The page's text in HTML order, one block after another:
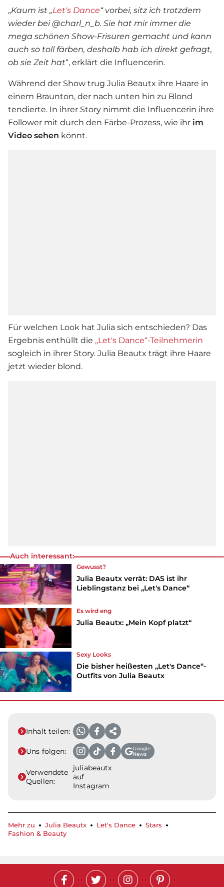
„Kaum ist „Let's Dance“ vorbei, sitz ich trotzdem
wieder bei @charl_n_b. Sie hat mir immer die
mega schönen Show-Frisuren gemacht und kann
auch so toll färben, deshalb hab ich direkt gefragt,
ob sie Zeit hat“, erklärt die Influencerin.
Während der Show trug Julia Beautx ihre Haare in
einem Braunton, der nach unten hin zu Blond
tendierte. In ihrer Story nimmt die Influencerin ihre
Follower mit durch den Färbe-Prozess, wie ihr im
Video sehen könnt.
Für welchen Look hat Julia sich entschieden? Das
Ergebnis enthüllt die „Let's Dance“-Teilnehmerin
sogleich in ihrer Story. Julia Beautx trägt ihre Haare
jetzt wieder blond.
Auch interessant:
Gewusst?
Julia Beautx verrät: DAS ist ihr
Lieblingstanz bei „Let's Dance“
Es wird eng
Julia Beautx: „Mein Kopf platzt“
Sexy Looks
Die bisher heißesten „Let's Dance“-
Outfits von Julia Beautx
Inhalt teilen:
Uns folgen:
Google
News
Verwendete
Quellen:
juliabeautx
auf
Instagram
Mehr zu Julia Beautx Let's Dance
Stars
Fashion & Beauty